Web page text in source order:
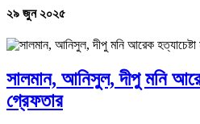
২৯ জুন ২০২৫
সালমান, আনিসুল, দীপু মনি
গ্রেফতার